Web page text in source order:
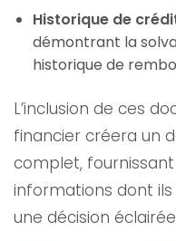
Historique de
démontrant la
historique de
L’inclusion de ces
financier créera un
complet,
informations dont
une décision